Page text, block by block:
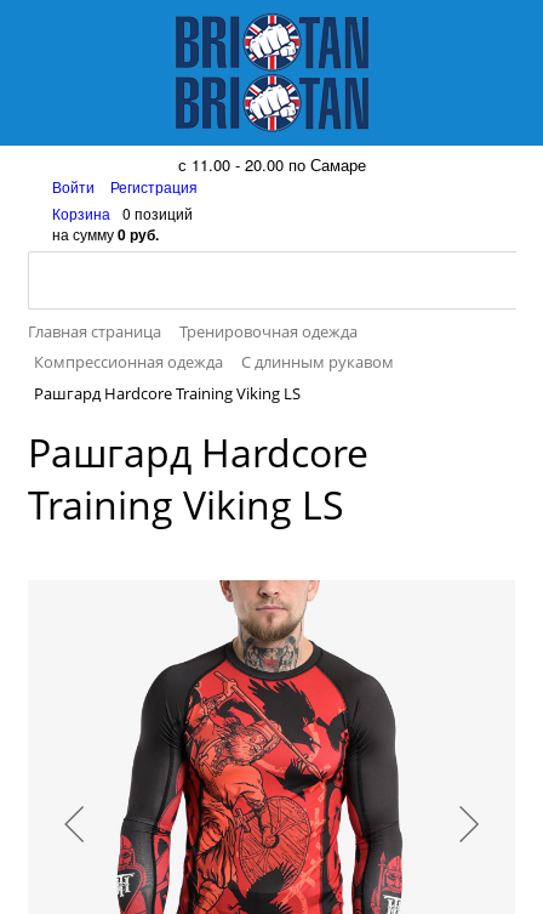
8 (917) 161 08 99
с 11.00 - 20.00 по Самаре
Войти
Регистрация
Корзина
0 позиций
на сумму0 руб.
Главная страница
Тренировочная одежда
Компрессионная одежда
С длинным рукавом
Рашгард Hardcore Training Viking LS
Рашгард Hardcore
Training Viking LS